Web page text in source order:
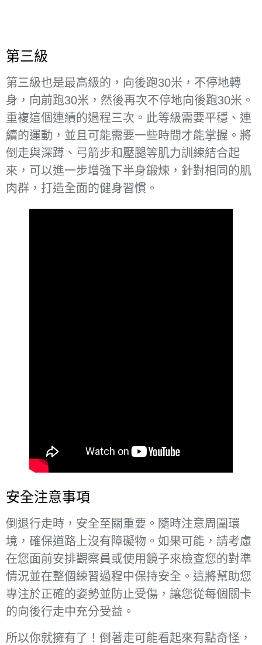
第三級
第三級也是最高級的，向後跑30米，不停地轉
身，向前跑30米，然後再次不停地向後跑30米。
重複這個連續的過程三次。此等級需要平穩、連
續的運動，並且可能需要一些時間才能掌握。將
倒走與深蹲、弓箭步和壓腿等肌力訓練結合起
來，可以進一步增強下半身鍛煉，針對相同的肌
肉群，打造全面的健身習慣。
安全注意事項
倒退行走時，安全至關重要。隨時注意周圍環
境，確保道路上沒有障礙物。如果可能，請考慮
在您面前安排觀察員或使用鏡子來檢查您的對準
情況並在整個練習過程中保持安全。這將幫助您
專注於正確的姿勢並防止受傷，讓您從每個關卡
的向後行走中充分受益。
所以你就擁有了！倒著走可能看起來有點奇怪，